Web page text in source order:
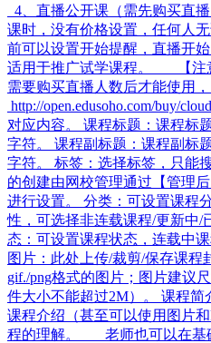
4、直播公开课（需先购买
课时，没有价格设置，任何人
前可以设置开始提醒，直播开
适用于推广试学课程。 【注
需要购买直播人数后才能使用
http://open.edusoho.com/buy/
对应内容。 课程标题：课程标
字符。 课程副标题：课程副标
字符。 标签：选择标签，只能
的创建由网校管理通过【管理
进行设置。 分类：可设置课程
性，可选择非连载课程/更新中/
态：可设置课程状态，连载中
图片：此处上传/裁剪/保存课程
gif./png格式的图片；图片建议
件大小不能超过2M）。 课程
课程介绍（甚至可以使用图片
程的理解。 老师也可以在基